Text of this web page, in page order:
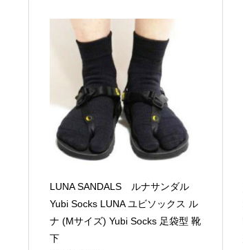
LUNA SANDALS ルナサンダル
Yubi Socks LUNA ユビソックス ル
ナ (Mサイズ) Yubi Socks 足袋型 靴
下